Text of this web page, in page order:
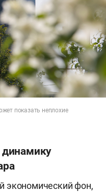
показать неплохие
динамику
экономический фон,